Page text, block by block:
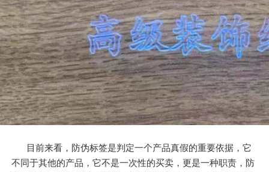
目前来看，防伪标签是判定一个产品真假的重要依据，它
不同于其他的产品，它不是一次性的买卖，更是一种职责，防